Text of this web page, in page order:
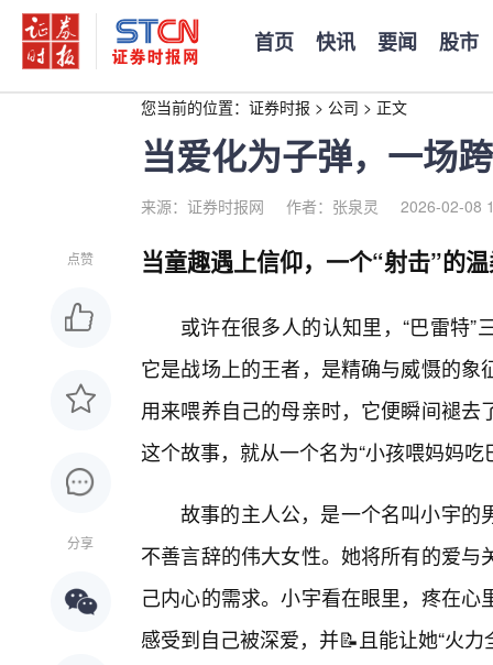
首页 快讯 要闻 股市
您当前的位置： 证券时报 > 公司 > 正文
当爱化为子弹，一场
来源：证券时报网 作者：张泉灵 2026-02-08
点赞
分享
当童趣遇上信仰，一个“射击”的
或许在很多人的认知里，“巴雷特
它是战场上的王者，是精确与威慑的
用来喂养自己的母亲时，它便瞬间褪
这个故事，就从一个名为“小孩喂妈妈
故事的主人公，是一个名叫小宇的
不善言辞的伟大女性。她将所有的爱
己内心的需求。小宇看在眼里，疼在
感受到自己被深爱，并📝且能让她“火力